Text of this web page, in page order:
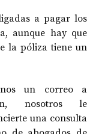
a pagar los
aunque hay que
la póliza tiene un
un correo a
nosotros le
una consulta